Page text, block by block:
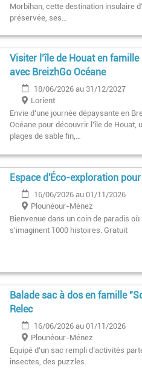
Morbihan, cette destination insulaire
préservée, ses…
Visiter l’île de Houat en
avec BreizhGo Océane
18/06/2026 au 31/12/2027
Lorient
Envie d’une journée dépaysante en
Océane pour découvrir l’île de
plages de sable fin,…
Espace d'Éco-exploration
16/06/2026 au 01/11/2026
Plounéour-Ménez
Bienvenue dans un coin de paradis
s'imaginent 1000 histoires. Gratuit
Balade sac à dos en famille
Relec
16/06/2026 au 01/11/2026
Plounéour-Ménez
Equipé d'un sac rempli d’activités
insectes, des puzzles.